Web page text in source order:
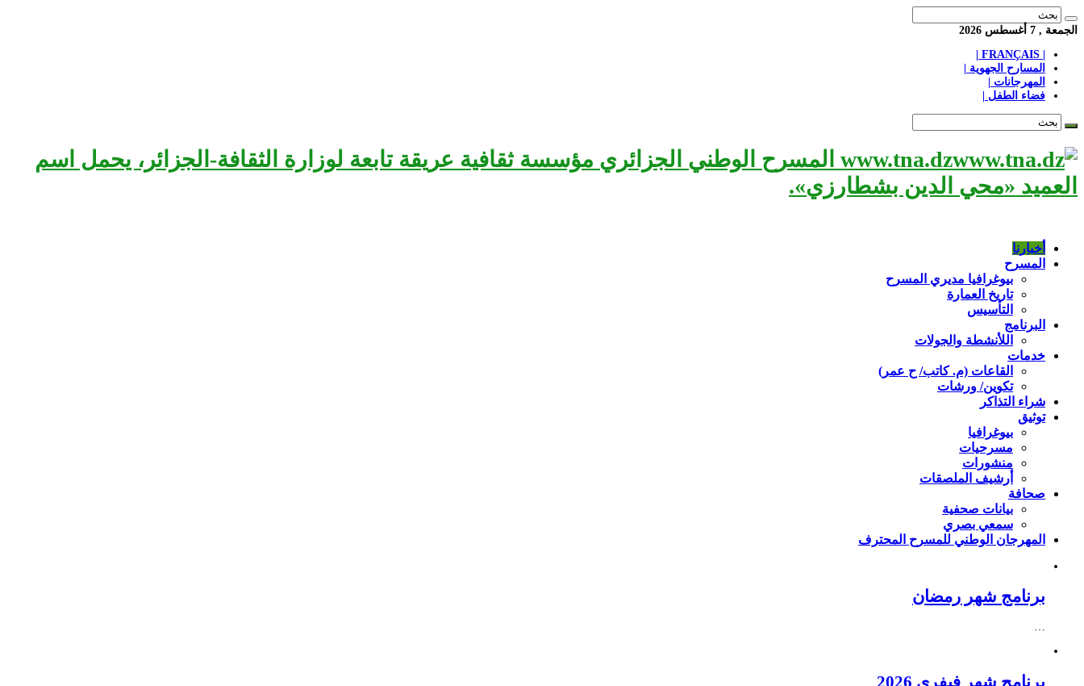
الجمعة , 7 أغسطس 2026
المسارح الجهوية |
المهرجانات |
فضاء الطفل |
www.tna.dz المسرح الوطني الجزائري مؤسسة ثقافية عريقة تابعة لوزارة الثقافة-الجزائر، يحمل اسم
العميد «محي الدين بشطارزي».
أخبارنا
المسرح
بيوغرافيا مديري المسرح
تاريخ العمارة
التأسيس
البرنامج
اللأنشطة والجولات
خدمات
القاعات (م. كاتب/ ح عمر)
تكوين/ ورشات
شراء التذاكر
توثيق
بيوغرافيا
مسرحيات
منشورات
أرشيف الملصقات
صحافة
بيانات صحفية
سمعي بصري
المهرجان الوطني للمسرح المحترف
برنامج شهر رمضان
…
برنامج شهر فيفري 2026